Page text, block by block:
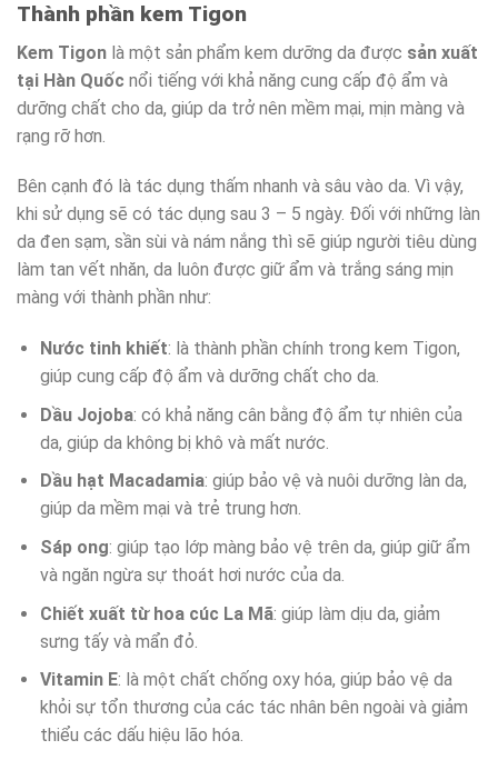
Thành phần kem Tigon
Kem Tigon là một sản phẩm kem dưỡng da được sản xuất
tại Hàn Quốc nổi tiếng với khả năng cung cấp độ ẩm và
dưỡng chất cho da, giúp da trở nên mềm mại, mịn màng và
rạng rỡ hơn.
Bên cạnh đó là tác dụng thấm nhanh và sâu vào da. Vì vậy,
khi sử dụng sẽ có tác dụng sau 3 – 5 ngày. Đối với những làn
da đen sạm, sần sùi và nám nắng thì sẽ giúp người tiêu dùng
làm tan vết nhăn, da luôn được giữ ẩm và trắng sáng mịn
màng với thành phần như:
Nước tinh khiết: là thành phần chính trong kem Tigon,
giúp cung cấp độ ẩm và dưỡng chất cho da.
Dầu Jojoba: có khả năng cân bằng độ ẩm tự nhiên của
da, giúp da không bị khô và mất nước.
Dầu hạt Macadamia: giúp bảo vệ và nuôi dưỡng làn da,
giúp da mềm mại và trẻ trung hơn.
Sáp ong: giúp tạo lớp màng bảo vệ trên da, giúp giữ ẩm
và ngăn ngừa sự thoát hơi nước của da.
Chiết xuất từ hoa cúc La Mã: giúp làm dịu da, giảm
sưng tấy và mẩn đỏ.
Vitamin E: là một chất chống oxy hóa, giúp bảo vệ da
khỏi sự tổn thương của các tác nhân bên ngoài và giảm
thiểu các dấu hiệu lão hóa.